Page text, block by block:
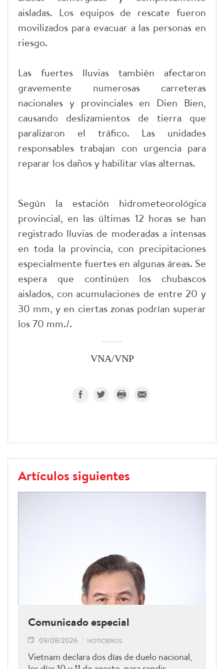
aisladas. Los equipos de rescate fueron
movilizados para evacuar a las personas en
riesgo.
Las fuertes lluvias también afectaron
gravemente numerosas carreteras
nacionales y provinciales en Dien Bien,
causando deslizamientos de tierra que
paralizaron el tráfico. Las unidades
responsables trabajan con urgencia para
reparar los daños y habilitar vías alternas.
Según la estación hidrometeorológica
provincial, en las últimas 12 horas se han
registrado lluvias de moderadas a intensas
en toda la provincia, con precipitaciones
especialmente fuertes en algunas áreas. Se
espera que continúen los chubascos
aislados, con acumulaciones de entre 20 y
30 mm, y en ciertas zonas podrían superar
los 70 mm./.
VNA/VNP
Artículos siguientes
Comunicado especial
09/08/2026 NOTICIEROS
Vietnam declara dos días de duelo nacional,